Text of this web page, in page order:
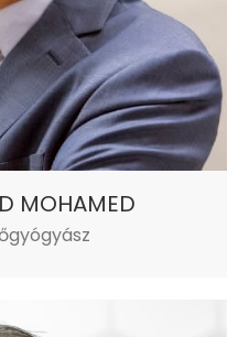
MOHAMED